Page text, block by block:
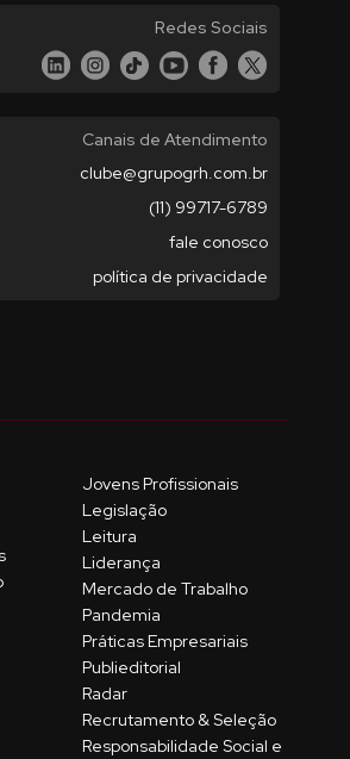
Redes Sociais
Canais de Atendimento
clube@grupogrh.com.br
(11) 99717-6789
fale conosco
política de privacidade
Jovens Profissionais
Legislação
Leitura
Liderança
Mercado de Trabalho
Pandemia
Práticas Empresariais
Publieditorial
Radar
Recrutamento & Seleção
Responsabilidade Social e